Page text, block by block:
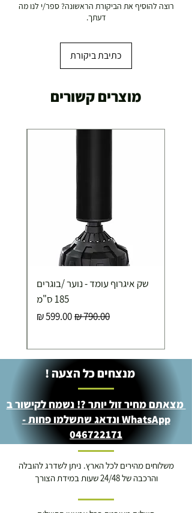
19.00 ₪
משלוח מהיר עד הבית ( עד 20 ק"ג)
איסוף עצמי ללא עלות מסניף טבריה . רחוב העצמאות 5
מוצרי כושר ( בלבד) ניתן לאסוף ממחסני החברה בת"א
רוצה להוסיף את הביקורת הראשונה? ספר/י לנו מה
דעתך.
כתיבת ביקורת
מוצרים קשורים
שק איגרוף עומד - נוער /בוגרים
185 ס"מ
מחיר רגילמחיר מבצע
מנצחים כל הצעה !
מצאתם מחיר זול יותר ?! נשמח לקישור ב
WhatsApp ונדאג שתשלמו פחות -
046722171
משלוחים מהירים לכל הארץ. ניתן לשדרג להובלה
והרכבה של 24/48 שעות במידת הצורך